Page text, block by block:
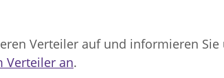
Verteiler auf und informieren
Verteiler an.